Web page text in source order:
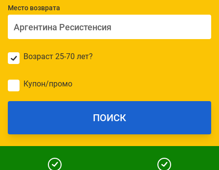
Место возврата
Возраст 25-70 лет?
Купон/промо
ПОИСК